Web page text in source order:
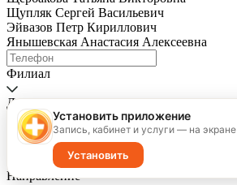
Щупляк Сергей Васильевич
Эйвазов Петр Кириллович
Янышевская Анастасия Алексеевна
Филиал
Детский хирургический стационар
ООО "Клиника Преображенская"
ООО ЛДЦ "Клиника Солнечная"
Скорая медицинская помощь
Травмпункт
Направление
Установить приложение
Запись, кабинет и услуги — на
Установить